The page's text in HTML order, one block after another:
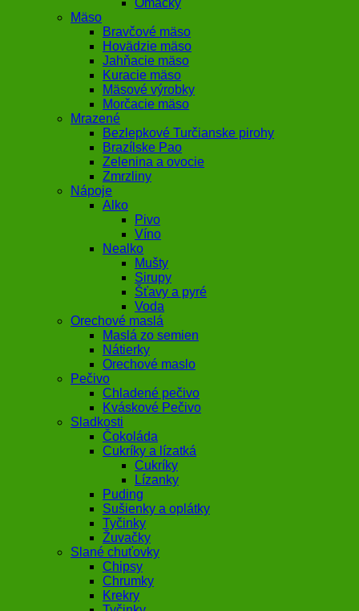
Omáčky
Mäso
Bravčové mäso
Hovädzie mäso
Jahňacie mäso
Kuracie mäso
Mäsové výrobky
Morčacie mäso
Mrazené
Bezlepkové Turčianske pirohy
Brazílske Pao
Zelenina a ovocie
Zmrzliny
Nápoje
Alko
Pivo
Víno
Nealko
Mušty
Sirupy
Šťavy a pyré
Voda
Orechové maslá
Maslá zo semien
Nátierky
Orechové maslo
Pečivo
Chladené pečivo
Kváskové Pečivo
Sladkosti
Čokoláda
Cukríky a lízatká
Cukríky
Lízanky
Puding
Sušienky a oplátky
Tyčinky
Žuvačky
Slané chuťovky
Chipsy
Chrumky
Krekry